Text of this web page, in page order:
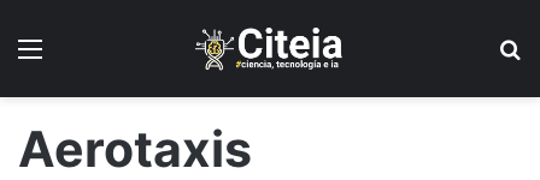
Aerotaxis